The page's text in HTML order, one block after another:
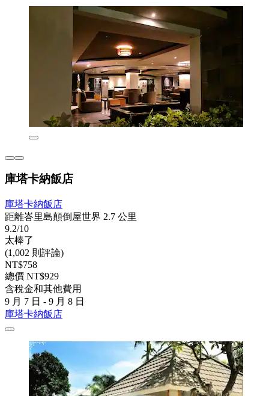
庫塔卡納飯店
庫塔卡納飯店
距離峇里島顛倒屋世界 2.7 公里
9.2/10
太棒了
(1,002 則評論)
NT$758
總價 NT$929
含稅金和其他費用
9 月 7 日 - 9 月 8 日
庫塔卡納飯店